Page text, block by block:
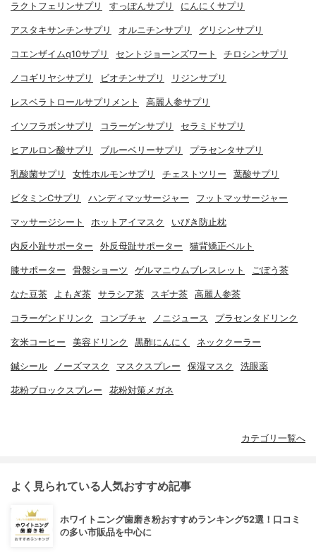
ラクトフェリンサプリ すっぽんサプリ にんにくサプリ
アスタキサンチンサプリ オルニチンサプリ グリシンサプリ
コエンザイムq10サプリ セントジョーンズワート チロシンサプリ
ノコギリヤシサプリ ビオチンサプリ リジンサプリ
レスベラトロールサプリメント 高麗人参サプリ
イソフラボンサプリ コラーゲンサプリ セラミドサプリ
ヒアルロン酸サプリ ブルーベリーサプリ プラセンタサプリ
乳酸菌サプリ 女性ホルモンサプリ チェストツリー 葉酸サプリ
ビタミンCサプリ ハンディマッサージャー フットマッサージャー
マッサージシート ホットアイマスク いびき防止枕
内反小趾サポーター 外反母趾サポーター 猫背矯正ベルト
膝サポーター 骨盤ショーツ ゲルマニウムブレスレット ごぼう茶
なた豆茶 よもぎ茶 サラシア茶 スギナ茶 高麗人参茶
コラーゲンドリンク コンブチャ ノニジュース プラセンタドリンク
玄米コーヒー 美容ドリンク 黒酢にんにく ネッククーラー
鍼シール ノーズマスク マスクスプレー 保湿マスク 洗眼薬
花粉ブロックスプレー 花粉対策メガネ
カテゴリ一覧へ
よく見られている人気おすすめ記事
ホワイトニング歯磨き粉おすすめランキング52選！口コミ
の多い市販品を中心に